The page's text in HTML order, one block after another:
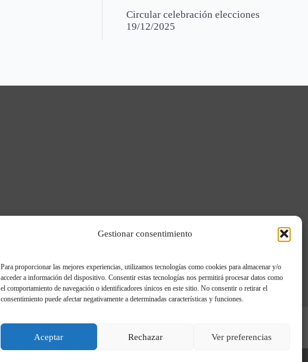
Gestionar consentimiento
Para proporcionar las mejores experiencias, utilizamos tecnologías como cookies para almacenar y/o
acceder a información del dispositivo. Consentir estas tecnologías nos permitirá procesar datos como
el comportamiento de navegación o identificadores únicos en este sitio. No consentir o retirar el
consentimiento puede afectar negativamente a determinadas características y funciones.
Aceptar Rechazar Ver preferencias
Circular celebración elecciones
19/12/2025